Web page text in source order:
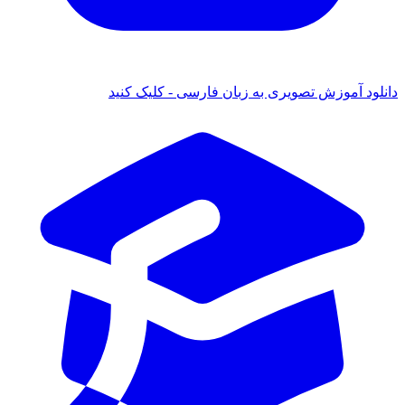
آموزش تصویری به زبان فارسی - کلیک کنید